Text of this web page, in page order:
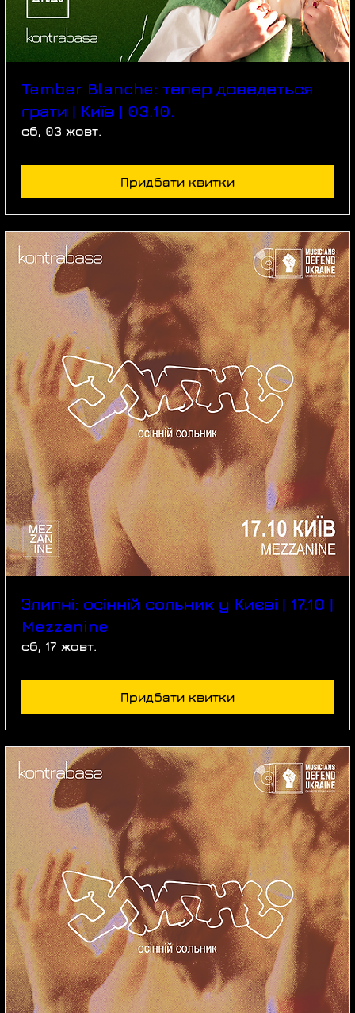
Tember Blanche: тепер доведеться
грати | Київ | 03.10.
сб, 03 жовт.
Придбати квитки
Злипні: осінній сольник у Києві | 17.10 |
Mezzanine
сб, 17 жовт.
Придбати квитки